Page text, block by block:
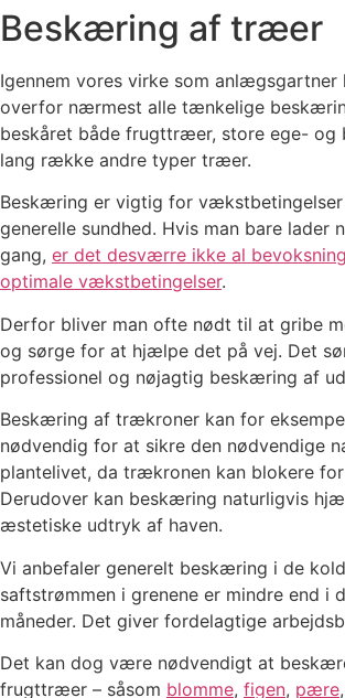
Beskæring af træer
Igennem vores virke som anlægsgartner
overfor nærmest alle tænkelige
beskåret både frugttræer, store ege-
lang række andre typer træer.
Beskæring er vigtig for vækstbetingelser
generelle sundhed. Hvis man bare lader
gang, er det desværre ikke al
optimale vækstbetingelser.
Derfor bliver man ofte nødt til at gribe
og sørge for at hjælpe det på vej. Det
professionel og nøjagtig beskæring af
Beskæring af trækroner kan for
nødvendig for at sikre den nødvendige
plantelivet, da trækronen kan blokere
Derudover kan beskæring naturligvis
æstetiske udtryk af haven.
Vi anbefaler generelt beskæring i de
saftstrømmen i grenene er mindre end i
måneder. Det giver fordelagtige
Det kan dog være nødvendigt at
frugttræer – såsom blomme, figen, pære,